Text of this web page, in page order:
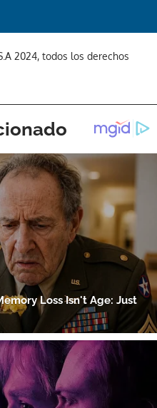
2024, todos los derechos